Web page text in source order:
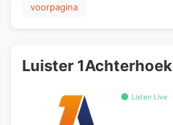
voorpagina
Luister 1Achterhoek
Listen Live